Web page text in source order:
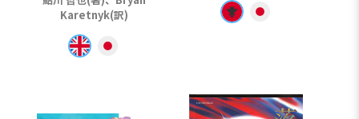
Karetnyk(訳)